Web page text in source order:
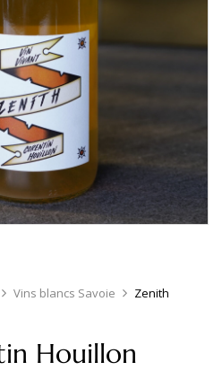
Vins blancs Savoie
Zenith
Houillon